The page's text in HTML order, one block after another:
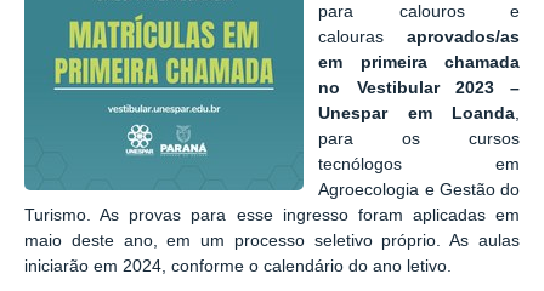
para calouros e
calouras aprovados/as
em primeira chamada
no Vestibular 2023 –
Unespar em Loanda
para os cursos
tecnólogos em
Agroecologia e Gestão do
Turismo. As provas para esse ingresso foram aplicadas em
maio deste ano, em um processo seletivo próprio. As aulas
iniciarão em 2024, conforme o calendário do ano letivo.